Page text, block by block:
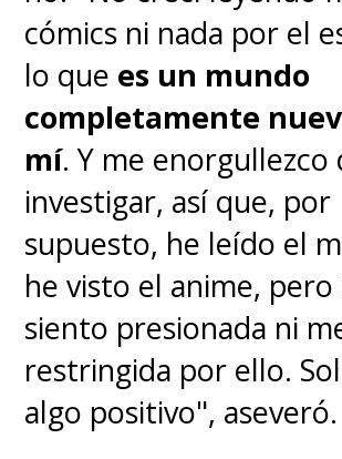
cómics ni nada por el
lo que es un mundo
completamente
mí. Y me enorgullezco
investigar, así que, por
supuesto, he leído el
he visto el anime,
siento presionada ni
restringida por ello.
algo positivo", aseveró.